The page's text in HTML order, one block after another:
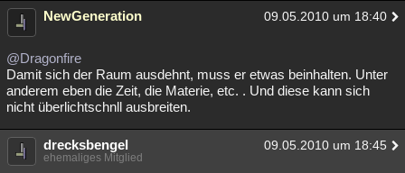
NewGeneration 09.05.2010 um 18:40
@Dragonfire
Damit sich der Raum ausdehnt, muss er etwas beinhalten. Unter
anderem eben die Zeit, die Materie, etc. . Und diese kann sich
nicht überlichtschnll ausbreiten.
drecksbengel 09.05.2010 um 18:45
ehemaliges Mitglied